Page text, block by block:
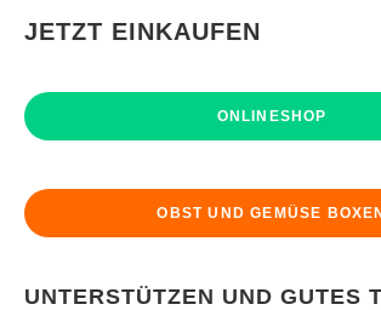
V50
Ultra
JETZT EINKAUFEN
ONLINESHOP
OBST UND GEMÜSE BOXEN
UNTERSTÜTZEN UND GUTES